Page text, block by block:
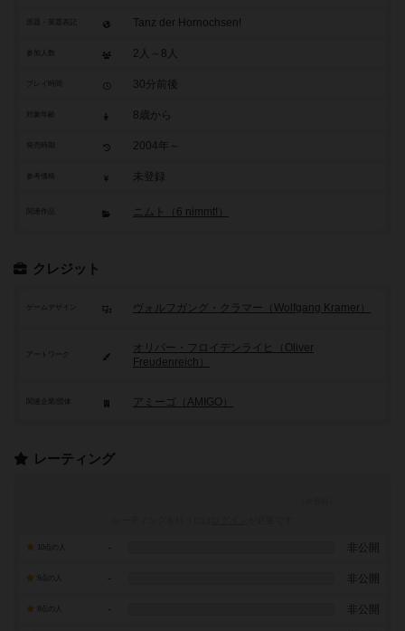
Tanz der Hornochsen!
参加人数 2人～8人
30分前後
8歳から
2004年～
参考価格 未登録
関連作品 ニムト（6 nimmt!）
クレジット
ゲームデザイン ヴォルフガング・クラマー（Wolfgang Kramer）
アートワーク
オリバー・フロイデンライヒ（Oliver
Freudenreich）
アミーゴ（AMIGO）
レーティング
- 非公開
- 非公開
- 非公開